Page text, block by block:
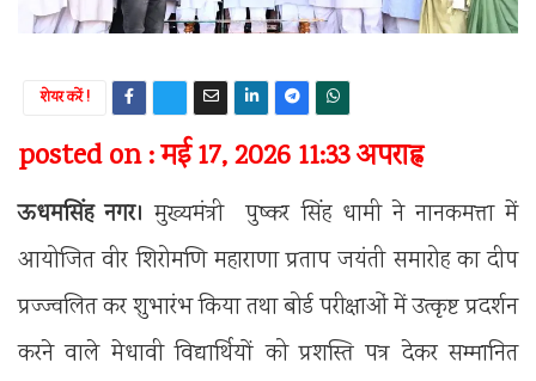
शेयर करें !
posted on : मई 17, 2026 11:33 अपराह्न
ऊधमसिंह नगर। मुख्यमंत्री पुष्कर सिंह धामी ने नानकमत्ता में
आयोजित वीर शिरोमणि महाराणा प्रताप जयंती समारोह का दीप
प्रज्ज्वलित कर शुभारंभ किया तथा बोर्ड परीक्षाओं में उत्कृष्ट प्रदर्शन
करने वाले मेधावी विद्यार्थियों को प्रशस्ति पत्र देकर सम्मानित